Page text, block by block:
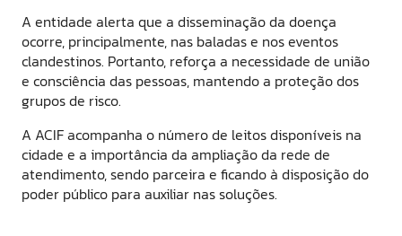
A entidade alerta que a disseminação da doença
ocorre, principalmente, nas baladas e nos eventos
clandestinos. Portanto, reforça a necessidade de união
e consciência das pessoas, mantendo a proteção dos
grupos de risco.
A ACIF acompanha o número de leitos disponíveis na
cidade e a importância da ampliação da rede de
atendimento, sendo parceira e ficando à disposição do
poder público para auxiliar nas soluções.